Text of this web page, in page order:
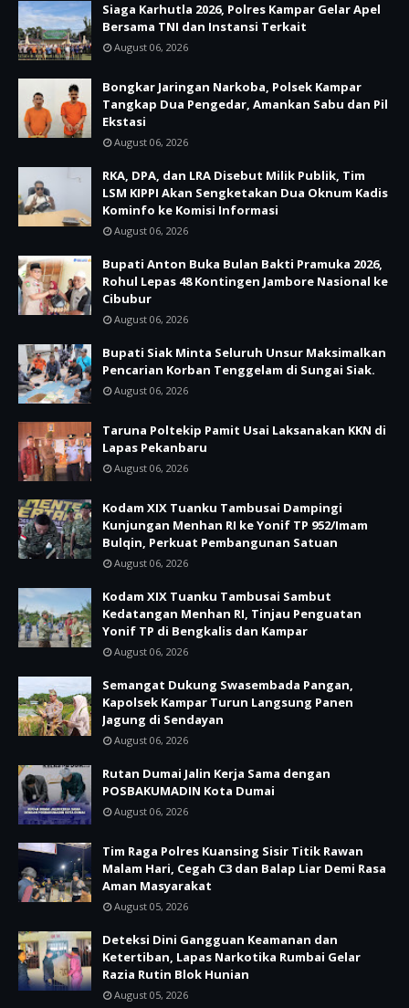
Siaga Karhutla 2026, Polres Kampar Gelar Apel
Bersama TNI dan Instansi Terkait
August 06, 2026
Bongkar Jaringan Narkoba, Polsek Kampar
Tangkap Dua Pengedar, Amankan Sabu dan Pil
Ekstasi
August 06, 2026
RKA, DPA, dan LRA Disebut Milik Publik, Tim
LSM KIPPI Akan Sengketakan Dua Oknum Kadis
Kominfo ke Komisi Informasi
August 06, 2026
Bupati Anton Buka Bulan Bakti Pramuka 2026,
Rohul Lepas 48 Kontingen Jambore Nasional ke
Cibubur
August 06, 2026
Bupati Siak Minta Seluruh Unsur Maksimalkan
Pencarian Korban Tenggelam di Sungai Siak.
August 06, 2026
Taruna Poltekip Pamit Usai Laksanakan KKN di
Lapas Pekanbaru
August 06, 2026
Kodam XIX Tuanku Tambusai Dampingi
Kunjungan Menhan RI ke Yonif TP 952/Imam
Bulqin, Perkuat Pembangunan Satuan
August 06, 2026
Kodam XIX Tuanku Tambusai Sambut
Kedatangan Menhan RI, Tinjau Penguatan
Yonif TP di Bengkalis dan Kampar
August 06, 2026
Semangat Dukung Swasembada Pangan,
Kapolsek Kampar Turun Langsung Panen
Jagung di Sendayan
August 06, 2026
Rutan Dumai Jalin Kerja Sama dengan
POSBAKUMADIN Kota Dumai
August 06, 2026
Tim Raga Polres Kuansing Sisir Titik Rawan
Malam Hari, Cegah C3 dan Balap Liar Demi Rasa
Aman Masyarakat
August 05, 2026
Deteksi Dini Gangguan Keamanan dan
Ketertiban, Lapas Narkotika Rumbai Gelar
Razia Rutin Blok Hunian
August 05, 2026